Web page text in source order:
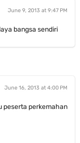
June 9, 2013 at 9:47 PM
bangsa sendiri
June 16, 2013 at 4:00 PM
peserta perkemahan